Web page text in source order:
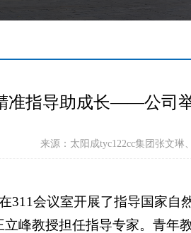
准指导助成长——公司
来源：太阳成tyc122cc集团张文琳
311会议室开展了指导国家
峰教授担任指导专家。青年